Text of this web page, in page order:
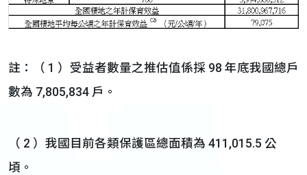
註：（ 1 ）受益者數量之推估值係採 98 年底我國總戶
數為 7,805,834 戶。
（ 2 ）我國目前各類保護區總面積為 411,015.5 公
頃。